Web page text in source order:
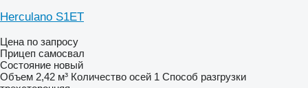
Herculano S1ET
Цена по запросу
Прицеп самосвал
Состояние новый
Объем 2,42 м³ Количество осей 1 Способ разгрузки